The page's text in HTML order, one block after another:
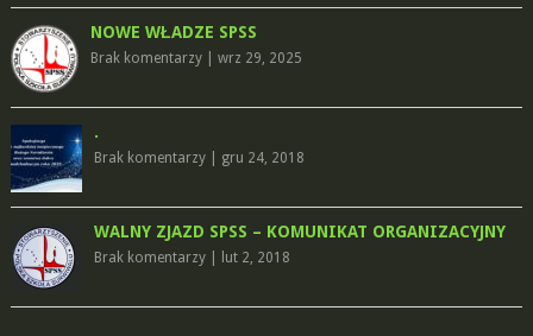
NOWE WŁADZE SPSS
Brak komentarzy| wrz 29, 2025
.
Brak komentarzy| gru 24, 2018
WALNY ZJAZD SPSS – KOMUNIKAT ORGANIZACYJNY
Brak komentarzy| lut 2, 2018